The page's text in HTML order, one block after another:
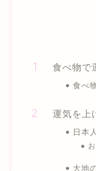
食べ物で
食べ
運気を上
日本
大地